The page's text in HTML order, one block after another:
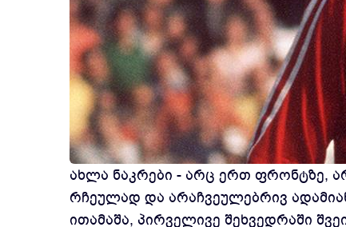
ახლა ნაკრები - არც ერთ ფრონტზე,
რჩეულად და არაჩვეულებრივ
ითამაშა, პირველივე შეხვედრაში